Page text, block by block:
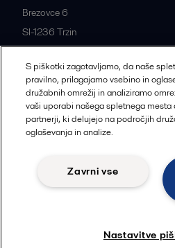
Brezovce 6
SI-1236 Trzin
Slovenia
+386 1 5637522
Vse pisarne in partnerji
© 2015-2026,
Piškotki Pravni pogoji
S piškotki zagotavljamo, da naše
pravilno, prilagajamo vsebino in
družabnih omrežij in analiziramo
vaši uporabi našega spletnega mesta
partnerji, ki delujejo na področjih
oglaševanja in analize.
Zavrni vse
Nastavitve